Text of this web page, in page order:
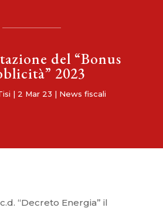
del “Bonus
2023
| 2 Mar 23 | News fiscali
“Decreto Energia” il